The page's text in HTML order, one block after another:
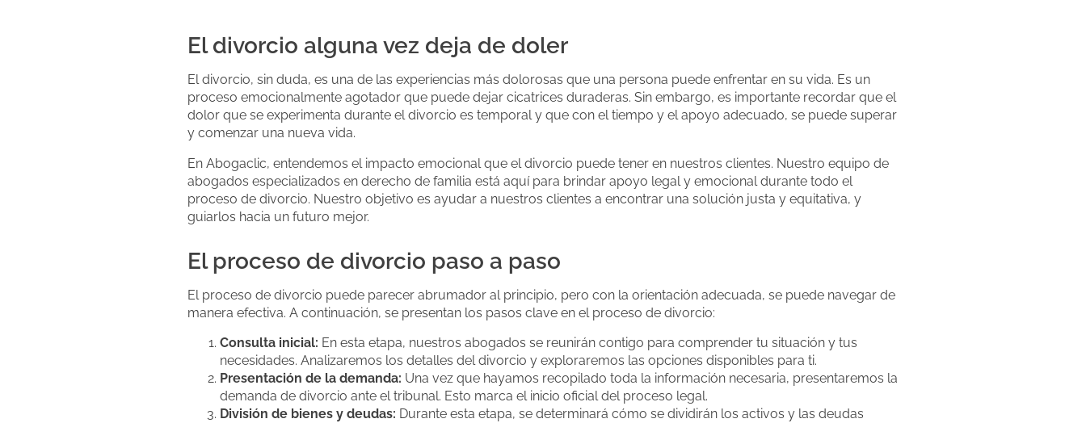
El divorcio alguna vez deja de doler
El divorcio, sin duda, es una de las experiencias más dolorosas que una persona puede enfrentar en su vida. Es un
proceso emocionalmente agotador que puede dejar cicatrices duraderas. Sin embargo, es importante recordar que el
dolor que se experimenta durante el divorcio es temporal y que con el tiempo y el apoyo adecuado, se puede superar
y comenzar una nueva vida.
En Abogaclic, entendemos el impacto emocional que el divorcio puede tener en nuestros clientes. Nuestro equipo de
abogados especializados en derecho de familia está aquí para brindar apoyo legal y emocional durante todo el
proceso de divorcio. Nuestro objetivo es ayudar a nuestros clientes a encontrar una solución justa y equitativa, y
guiarlos hacia un futuro mejor.
El proceso de divorcio paso a paso
El proceso de divorcio puede parecer abrumador al principio, pero con la orientación adecuada, se puede navegar de
manera efectiva. A continuación, se presentan los pasos clave en el proceso de divorcio:
Consulta inicial: En esta etapa, nuestros abogados se reunirán contigo para comprender tu situación y tus
necesidades. Analizaremos los detalles del divorcio y exploraremos las opciones disponibles para ti.
Presentación de la demanda: Una vez que hayamos recopilado toda la información necesaria, presentaremos la
demanda de divorcio ante el tribunal. Esto marca el inicio oficial del proceso legal.
División de bienes y deudas: Durante esta etapa, se determinará cómo se dividirán los activos y las deudas